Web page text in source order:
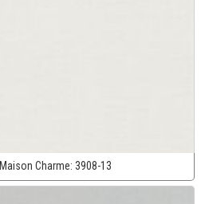
Maison Charme: 3908-13